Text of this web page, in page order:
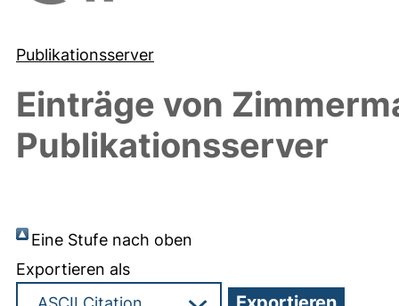
Publikationsserver
Einträge von
Publikationsserver
Eine Stufe nach oben
Exportieren als